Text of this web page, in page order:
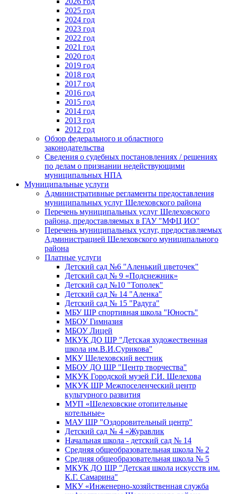
2025 год
2024 год
2023 год
2022 год
2021 год
2020 год
2019 год
2018 год
2017 год
2016 год
2015 год
2014 год
2013 год
2012 год
Обзор федерального и областного
законодательства
Сведения о судебных постановлениях / решениях
по делам о признании недействующими
муниципальных НПА
Муниципальные услуги
Административные регламенты предоставления
муниципальных услуг Шелеховского района
Перечень муниципальных услуг Шелеховского
района, предоставляемых в ГАУ "МФЦ ИО"
Перечень муниципальных услуг, предоставляемых
Администрацией Шелеховского муниципального
района
Платные услуги
Детский сад №6 "Аленький цветочек"
Детский сад № 9 «Подснежник»
Детский сад №10 "Тополек"
Детский сад № 14 "Аленка"
Детский сад № 15 "Радуга"
МБУ ШР спортивная школа "Юность"
МБОУ Гимназия
МБОУ Лицей
МКУК ДО ШР "Детская художественная
школа им.В.И.Сурикова"
МКУ Шелеховский вестник
МБОУ ДО ШР "Центр творчества"
МКУК Городской музей Г.И. Шелехова
МКУК ШР Межпоселенческий центр
культурного развития
МУП «Шелеховские отопительные
котельные»
МАУ ШР "Оздоровительный центр"
Детский сад № 4 «Журавлик
Начальная школа - детский сад № 14
Средняя общеобразовательная школа № 2
Средняя общеобразовательная школа № 5
МКУК ДО ШР "Детская школа искусств им.
К.Г. Самарина"
МКУ «Инженерно-хозяйственная служба